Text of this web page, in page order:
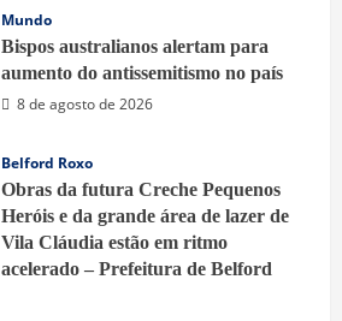
Mundo
Bispos australianos alertam para
aumento do antissemitismo no país
8 de agosto de 2026
Belford Roxo
Obras da futura Creche Pequenos
Heróis e da grande área de lazer de
Vila Cláudia estão em ritmo
acelerado – Prefeitura de Belford